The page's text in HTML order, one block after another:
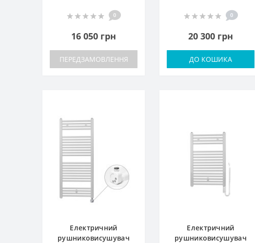
0
16 050 грн
ПЕРЕДЗАМОВЛЕННЯ
0
20 300 грн
ДО КОШИКА
Електричний
рушниковисушувач
Електричний
рушниковисушувач